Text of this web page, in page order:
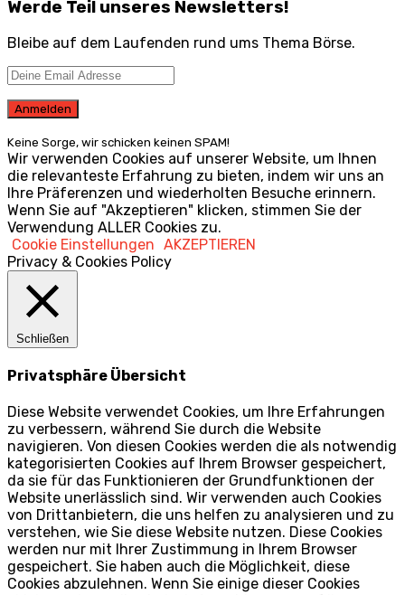
Werde Teil unseres Newsletters!
Bleibe auf dem Laufenden rund ums Thema Börse.
Keine Sorge, wir schicken keinen SPAM!
Wir verwenden Cookies auf unserer Website, um Ihnen
die relevanteste Erfahrung zu bieten, indem wir uns an
Ihre Präferenzen und wiederholten Besuche erinnern.
Wenn Sie auf "Akzeptieren" klicken, stimmen Sie der
Verwendung ALLER Cookies zu.
Cookie Einstellungen AKZEPTIEREN
Privacy & Cookies Policy
Schließen
Privatsphäre Übersicht
Diese Website verwendet Cookies, um Ihre Erfahrungen
zu verbessern, während Sie durch die Website
navigieren. Von diesen Cookies werden die als notwendig
kategorisierten Cookies auf Ihrem Browser gespeichert,
da sie für das Funktionieren der Grundfunktionen der
Website unerlässlich sind. Wir verwenden auch Cookies
von Drittanbietern, die uns helfen zu analysieren und zu
verstehen, wie Sie diese Website nutzen. Diese Cookies
werden nur mit Ihrer Zustimmung in Ihrem Browser
gespeichert. Sie haben auch die Möglichkeit, diese
Cookies abzulehnen. Wenn Sie einige dieser Cookies